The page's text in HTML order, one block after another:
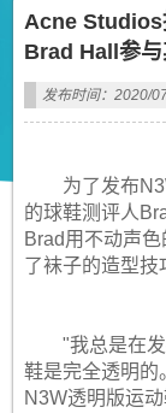
Acne Studios
Brad Hall参与
发布时间：2020/
为了发布
的球鞋测评人
Brad用不动声
了袜子的造型技
"我总是在
鞋是完全透明的
N3W透明版运